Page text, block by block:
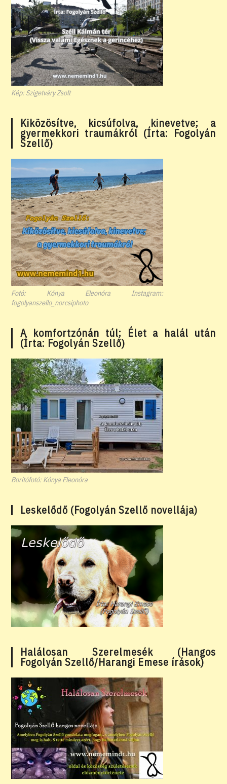
Kép: Szigetváry Zsolt
Kiközösítve, kicsúfolva, kinevetve; a
gyermekkori traumákról (Írta: Fogolyán
Szellő)
Fotó: Kónya Eleonóra Instagram:
fogolyanszello_norcsiphoto
A komfortzónán túl; Élet a halál után
(Írta: Fogolyán Szellő)
Borítófotó: Kónya Eleonóra
Leskelődő (Fogolyán Szellő novellája)
Halálosan Szerelmesék (Hangos
Fogolyán Szellő/Harangi Emese írások)